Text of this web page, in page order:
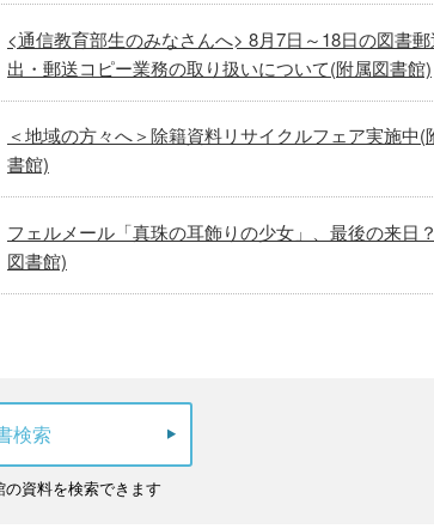
<通信教育部生のみなさんへ> 8月7日～18日の図書
出・郵送コピー業務の取り扱いについて(附属図書館)
＜地域の方々へ＞除籍資料リサイクルフェア実施中(
書館)
フェルメール「真珠の耳飾りの少女」、最後の来日
図書館)
検索
の資料を検索できます